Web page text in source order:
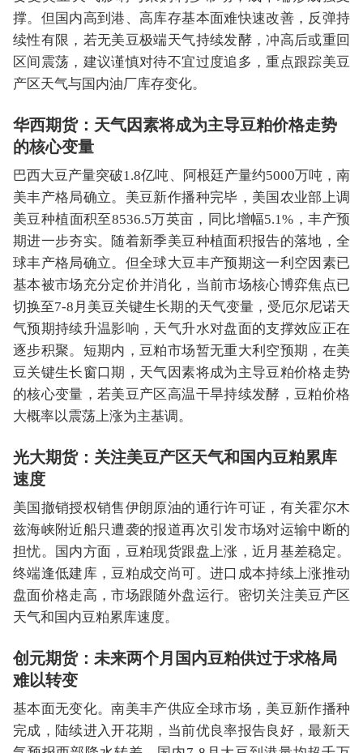
撑。但国内高到港、高库存基本面难快速改善，反弹持
续性有限，若无美豆极端天气持续发酵，冲高后或重回
区间震荡，建议谨慎对待不宜过度追多，重点跟踪美豆
产区天气与国内油厂库存变化。
华西期货：天气因素将成为主导豆粕价格走势
的核心变量
巴西大豆产量突破1.8亿吨、阿根廷产量约5000万吨，南
美丰产格局确立。美豆新作播种完毕，美国农业部上调
美豆种植面积至8536.5万英亩，同比增幅5.1%，丰产预
期进一步夯实。随着新季美豆种植面积报告的落地，全
球丰产格局确立。但全球大豆丰产预期这一利空因素已
基本被市场充分定价并消化，当前市场核心博弈焦点已
切换至7-8月美豆关键生长期的天气变量，受厄尔尼诺天
气预期持续升温影响，天气升水对盘面的支撑效应正在
逐步积聚。短期内，豆粕市场暂无重大利空预期，在美
豆关键生长窗口期，天气因素将成为主导豆粕价格走势
的核心变量，若美豆产区高温干旱持续发酵，豆粕价格
大概率以震荡上涨为主基调。
光大期货：关注美豆产区天气和国内豆粕累库
速度
美国撤销授权销售伊朗原油的通行许可证，有关霍尔木
兹海峡附近船只遭袭的报道再次引发市场对运输中断的
担忧。国内方面，豆粕现货跟盘上涨，近月基差稳定。
终端逢低建库，豆粕成交尚可。进口成本持续上涨推动
盘面价格走高，市场跟随外盘运行。密切关注美豆产区
天气和国内豆粕累库速度。
创元期货：未来两个月国内豆粕供过于求格局
难以转变
基本面无变化。南美丰产供应全球市场，美豆新作播种
完成，陆续进入开花期，当前优良率报告良好，最新天